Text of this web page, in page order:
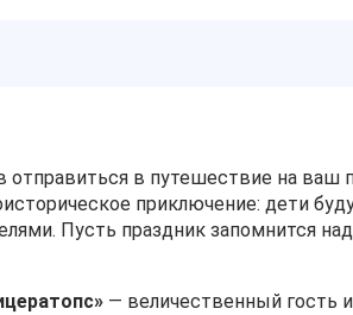
отправиться в путешествие на
приключение: дети
Пусть праздник запомнится
— величественный гость